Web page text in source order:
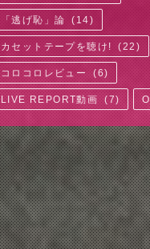
「逃げ恥」論 ( 14)
カセットテープを聴け! (22 )
コロコロレビュー (6)
LIVE REPORT動画 (7)